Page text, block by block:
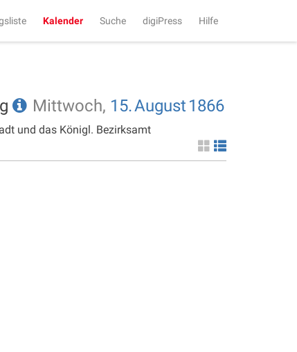
Kalender Suche digiPress Hilfe
Mittwoch, 15.August 1866
und das Königl. Bezirksamt